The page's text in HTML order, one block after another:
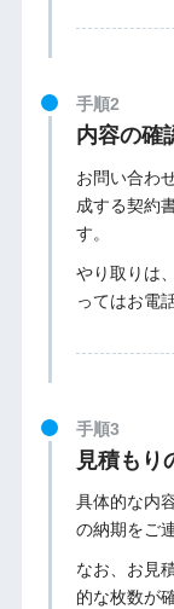
手順2
内容の確
お問い合わ
成する契約
す。
やり取りは
ってはお電
手順3
見積もり
具体的な内
の納期をご
なお、お見
的な枚数が